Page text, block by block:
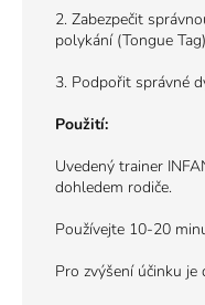
2. Zabezpečit
polykání (Tongue Tag)
3. Podpořit správné
Použití:
Uvedený trainer
dohledem rodiče.
Používejte 10-20
Pro zvýšení účinku